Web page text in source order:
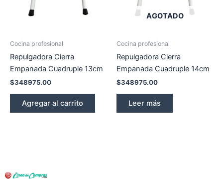
Cocina profesional
Repulgadora Cierra
Empanada Cuadruple 13cm
$348975.00
Agregar al carrito
AGOTADO
Cocina profesional
Repulgadora Cierra
Empanada Cuadruple 14cm
$348975.00
Leer más